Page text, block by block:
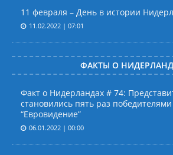
11 февраля – День в истории
11.02.2022 | 07:01
ФАКТЫ О
Факт о Нидерландах # 74:
становились пять раз
“Евровидение”
06.01.2022 | 00:00